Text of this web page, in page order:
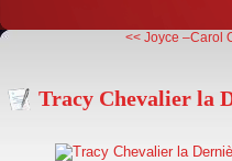
<< Joyce –Carol
Tracy Chevalier la